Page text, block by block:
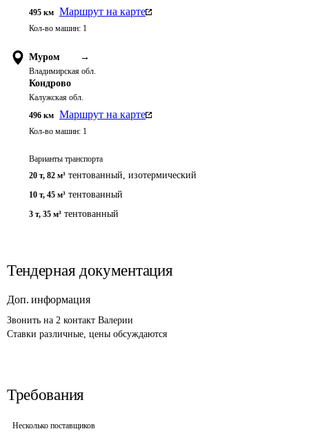
495 км Маршрут на карте
Кол-во машин: 1
Муром →
Владимирская обл.
Кондрово
Калужская обл.
496 км Маршрут на карте
Кол-во машин: 1
Варианты транспорта
20 т, 82 м³ тентованный, изотермический
10 т, 45 м³ тентованный
3 т, 35 м³ тентованный
Тендерная документация
Доп. информация
Звонить на 2 контакт Валерии
Ставки различные, цены обсуждаются
Требования
Несколько поставщиков